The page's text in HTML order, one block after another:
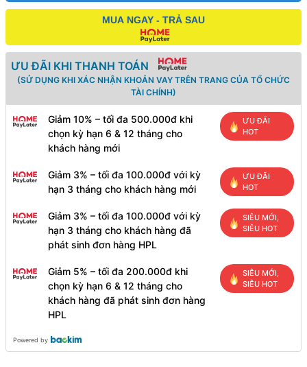
MUA NGAY - TRẢ SAU
ƯU ĐÃI KHI THANH TOÁN
(SỬ DỤNG KHI XÁC NHẬN KHOẢN VAY TRÊN TRANG CỦA TỔ CHỨC
TÀI CHÍNH)
Giảm 10% – tối đa 500.000đ khi
chọn kỳ hạn 6 & 12 tháng cho
khách hàng mới
ƯU ĐÃI
HOT
Giảm 3% – tối đa 100.000đ với kỳ
hạn 3 tháng cho khách hàng mới
ƯU ĐÃI
HOT
Giảm 3% – tối đa 100.000đ với kỳ
hạn 3 tháng cho khách hàng đã
phát sinh đơn hàng HPL
SIÊU MỚI,
SIÊU HOT
Giảm 5% – tối đa 200.000đ khi
chọn kỳ hạn 6 & 12 tháng cho
khách hàng đã phát sinh đơn hàng
HPL
SIÊU MỚI,
SIÊU HOT
Powered by